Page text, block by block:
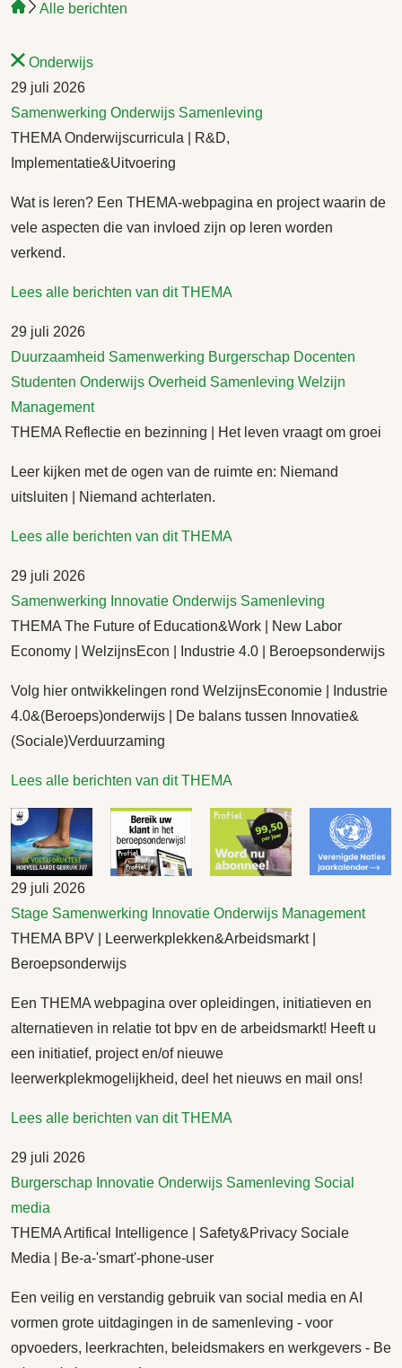
Alle berichten
Onderwijs
29 juli 2026
Samenwerking Onderwijs Samenleving
THEMA Onderwijscurricula | R&D,
Implementatie&Uitvoering
Wat is leren? Een THEMA-webpagina en project waarin de
vele aspecten die van invloed zijn op leren worden
verkend.
Lees alle berichten van dit THEMA
29 juli 2026
Duurzaamheid Samenwerking Burgerschap Docenten
Studenten Onderwijs Overheid Samenleving Welzijn
Management
THEMA Reflectie en bezinning | Het leven vraagt om groei
Leer kijken met de ogen van de ruimte en: Niemand
uitsluiten | Niemand achterlaten.
Lees alle berichten van dit THEMA
29 juli 2026
Samenwerking Innovatie Onderwijs Samenleving
THEMA The Future of Education&Work | New Labor
Economy | WelzijnsEcon | Industrie 4.0 | Beroepsonderwijs
Volg hier ontwikkelingen rond WelzijnsEconomie | Industrie
4.0&(Beroeps)onderwijs | De balans tussen Innovatie&
(Sociale)Verduurzaming
Lees alle berichten van dit THEMA
29 juli 2026
Stage Samenwerking Innovatie Onderwijs Management
THEMA BPV | Leerwerkplekken&Arbeidsmarkt |
Beroepsonderwijs
Een THEMA webpagina over opleidingen, initiatieven en
alternatieven in relatie tot bpv en de arbeidsmarkt! Heeft u
een initiatief, project en/of nieuwe
leerwerkplekmogelijkheid, deel het nieuws en mail ons!
Lees alle berichten van dit THEMA
29 juli 2026
Burgerschap Innovatie Onderwijs Samenleving Social
media
THEMA Artifical Intelligence | Safety&Privacy Sociale
Media | Be-a-'smart'-phone-user
Een veilig en verstandig gebruik van social media en AI
vormen grote uitdagingen in de samenleving - voor
opvoeders, leerkrachten, beleidsmakers en werkgevers - Be